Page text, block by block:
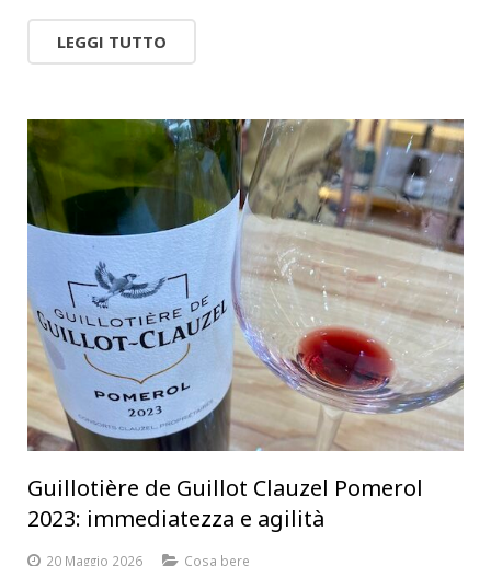
LEGGI TUTTO
Guillotière de Guillot Clauzel Pomerol
2023: immediatezza e agilità
20 Maggio 2026
Cosa bere